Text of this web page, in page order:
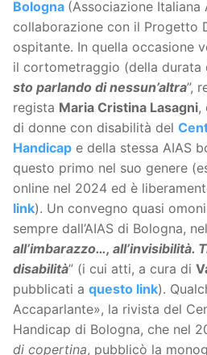
Bologna (Associazione Italiana
collaborazione con il Progetto
ospitante. In quella occasione
il cortometraggio (della durata
sto parlando di nessun’altra”,
regista Maria Cristina Lasagni,
di donne con disabilità del
Handicap e della stessa AIAS
questo primo nel suo genere
online nel 2024 ed è
link). Un convegno quasi
sempre dall’AIAS di Bologna,
all’imbarazzo…, all’invisibilità.
disabilità” (i cui atti, a cura di
pubblicati a questo link).
Accaparlante», la rivista del
Handicap di Bologna, che nel
di copertina, pubblicò la